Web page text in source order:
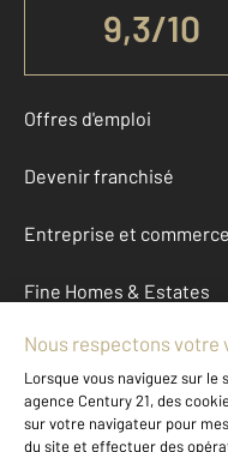
9,3/10
Offres d'emploi
Devenir franchisé
Entreprise et commerce
Fine Homes & Estates
À propos
International